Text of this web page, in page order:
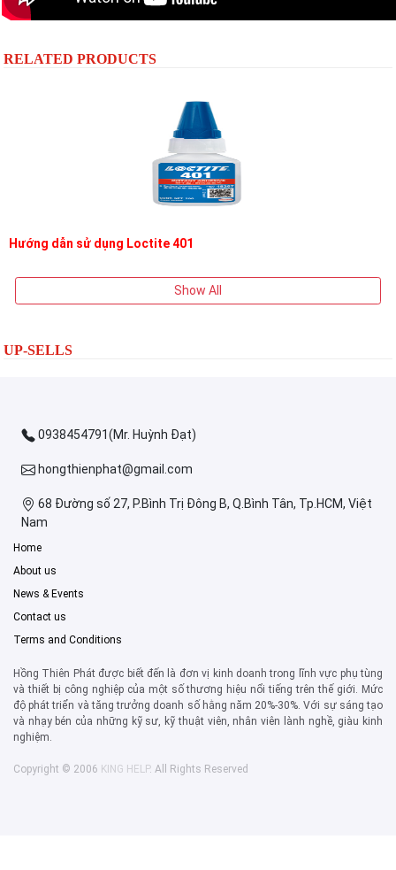
RELATED PRODUCTS
Hướng dẫn sử dụng Loctite 401
Show All
UP-SELLS
0938454791(Mr. Huỳnh Đạt)
hongthienphat@gmail.com
68 Đường số 27, P.Bình Trị Đông B, Q.Bình Tân, Tp.HCM, Việt
Nam
Home
About us
News & Events
Contact us
Terms and Conditions
Hồng Thiên Phát được biết đến là đơn vị kinh doanh trong lĩnh vực phụ tùng
và thiết bị công nghiệp của một số thương hiệu nổi tiếng trên thế giới. Mức
độ phát triển và tăng trưởng doanh số hằng năm 20%-30%. Với sự sáng tạo
và nhạy bén của những kỹ sư, kỹ thuật viên, nhân viên lành nghề, giàu kinh
nghiệm.
Copyright © 2006 KING HELP. All Rights Reserved